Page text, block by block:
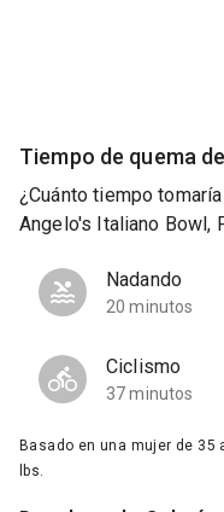
Tiempo de quema
¿Cuánto tiempo
Angelo's Italiano Bowl,
Nadando
20 minutos
Ciclismo
37 minutos
Basado en una mujer de
lbs.